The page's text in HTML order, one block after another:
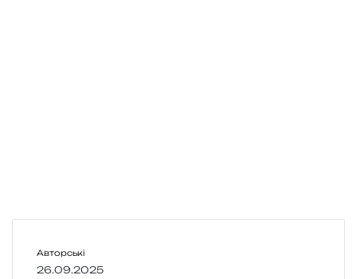
К
а
Авторські
26.09.2025